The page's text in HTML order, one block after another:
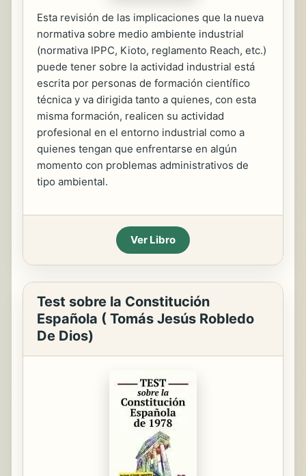
Esta revisión de las implicaciones que la nueva
normativa sobre medio ambiente industrial
(normativa IPPC, Kioto, reglamento Reach, etc.)
puede tener sobre la actividad industrial está
escrita por personas de formación científico
técnica y va dirigida tanto a quienes, con esta
misma formación, realicen su actividad
profesional en el entorno industrial como a
quienes tengan que enfrentarse en algún
momento con problemas administrativos de
tipo ambiental.
Ver Libro
Test sobre la Constitución
Española ( Tomás Jesús Robledo
De Dios)